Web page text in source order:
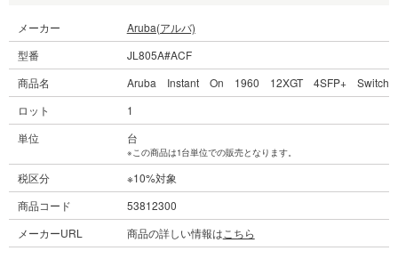
メーカー
Aruba(アルバ)
型番
JL805A#ACF
商品名
Aruba Instant On 1960 12XGT 4SFP+ Switch
ロット
1
単位
台
※この商品は1台単位での販売となります。
税区分
※10%対象
商品コード
53812300
メーカーURL
商品の詳しい情報は こちら